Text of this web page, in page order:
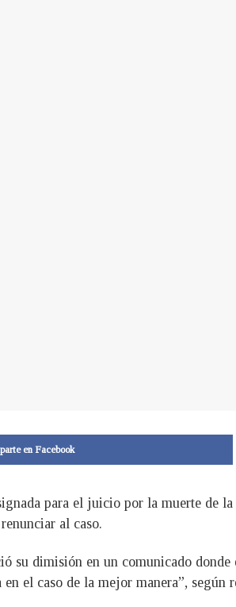
en Facebook
para el juicio por la muerte de
al caso.
su dimisión en un comunicado
el caso de la mejor manera”, según